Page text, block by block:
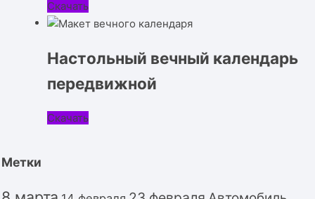
Скачать
Настольный вечный календарь
передвижной
Скачать
Метки